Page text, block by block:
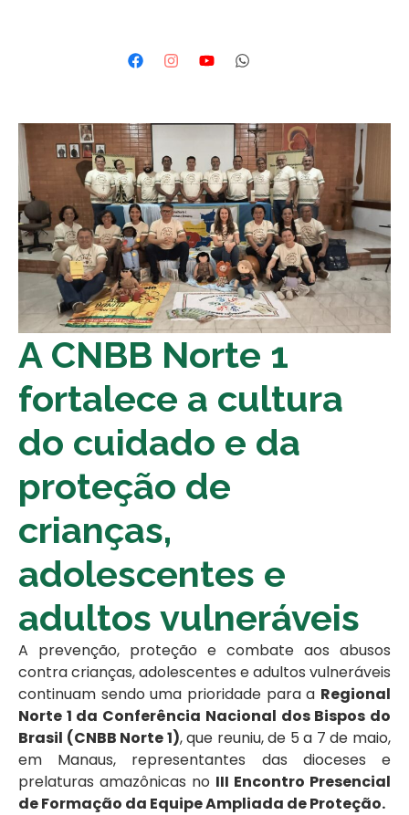
A CNBB Norte 1
fortalece a cultura
do cuidado e da
proteção de
crianças,
adolescentes e
adultos vulneráveis
A prevenção, proteção e combate aos abusos
contra crianças, adolescentes e adultos vulneráveis
continuam sendo uma prioridade para a Regional
Norte 1 da Conferência Nacional dos Bispos do
Brasil (CNBB Norte 1), que reuniu, de 5 a 7 de maio,
em Manaus, representantes das dioceses e
prelaturas amazônicas no III Encontro Presencial
de Formação da Equipe Ampliada de Proteção.